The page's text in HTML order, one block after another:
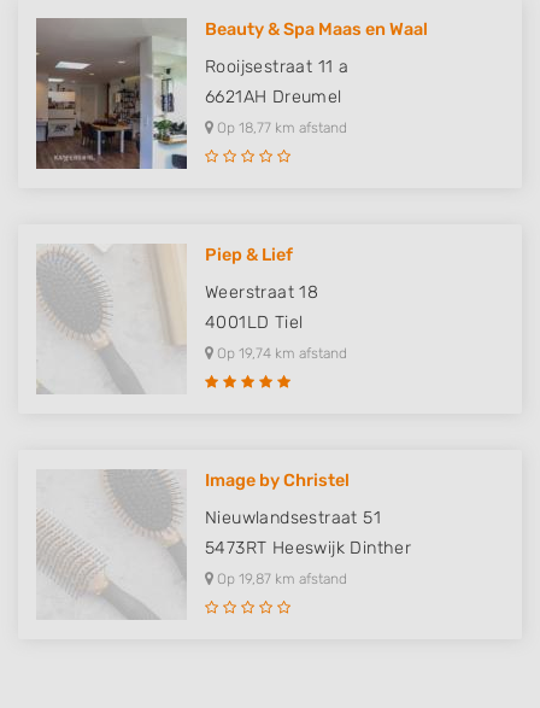
Beauty & Spa Maas en Waal
Rooijsestraat 11 a
6621AH Dreumel
Op 18,77 km afstand
Piep & Lief
Weerstraat 18
4001LD Tiel
Op 19,74 km afstand
Image by Christel
Nieuwlandsestraat 51
5473RT Heeswijk Dinther
Op 19,87 km afstand